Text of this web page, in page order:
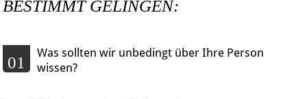
BESTIMMT GELINGEN:
01
Was sollten wir unbedingt über Ihre Person
wissen?